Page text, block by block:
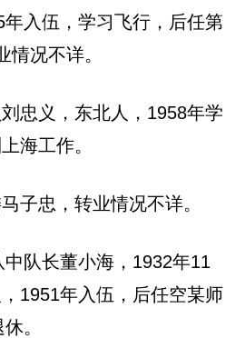
入伍，学习飞行，后任第
情况不详。
忠义，东北人，1958年学
海工作。
子忠，转业情况不详。
队长董小海，1932年11
1951年入伍，后任空某师
。